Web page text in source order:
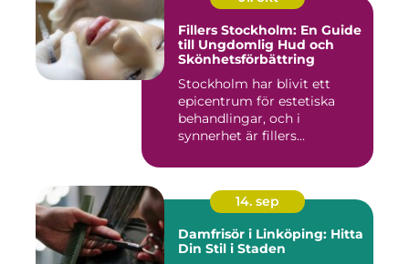
Fillers Stockholm: En Guide
till Ungdomlig Hud och
Skönhetsförbättring
Stockholm har blivit ett
epicentrum för estetiska
behandlingar, och i
synnerhet är fillers...
14. sep
Damfrisör i Linköping: Hitta
Din Stil i Staden